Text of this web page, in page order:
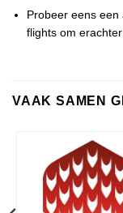
Probeer eens
flights om
VAAK SAMEN